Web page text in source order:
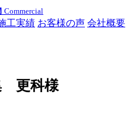
Commercial
工実績 お客様の声 会社概要
更科様